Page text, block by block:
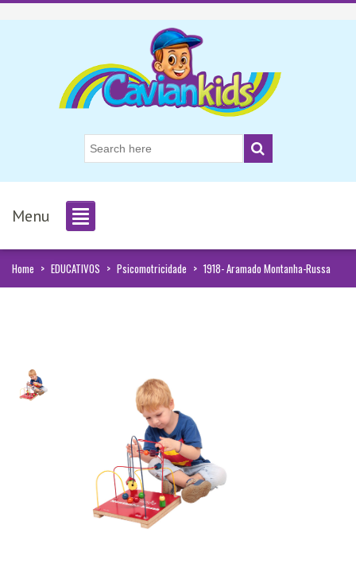
Menu
Home > EDUCATIVOS > Psicomotricidade > 1918- Aramado Montanha-Russa